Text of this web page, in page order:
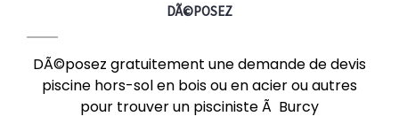
DÃ©POSEZ
DÃ©posez gratuitement une demande de devis
piscine hors-sol en bois ou en acier ou autres
pour trouver un pisciniste Ã Burcy